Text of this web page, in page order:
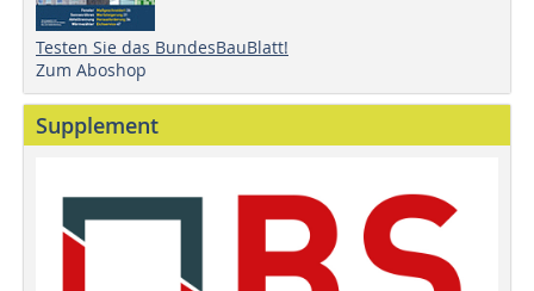
Testen Sie das BundesBauBlatt!
Zum Aboshop
Supplement